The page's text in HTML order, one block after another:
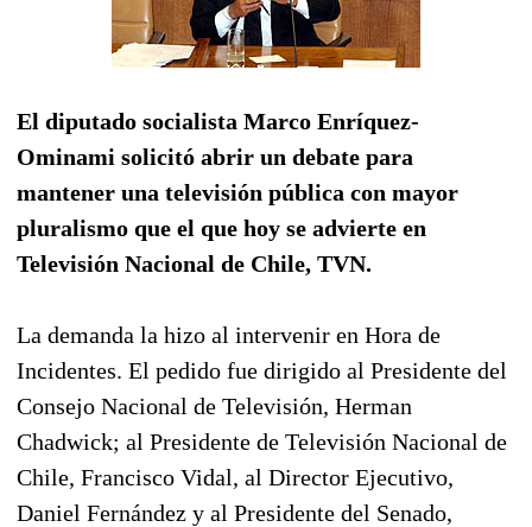
El diputado socialista Marco Enríquez-
Ominami solicitó abrir un debate para
mantener una televisión pública con mayor
pluralismo que el que hoy se advierte en
Televisión Nacional de Chile, TVN.
La demanda la hizo al intervenir en Hora de
Incidentes. El pedido fue dirigido al Presidente del
Consejo Nacional de Televisión, Herman
Chadwick; al Presidente de Televisión Nacional de
Chile, Francisco Vidal, al Director Ejecutivo,
Daniel Fernández y al Presidente del Senado,